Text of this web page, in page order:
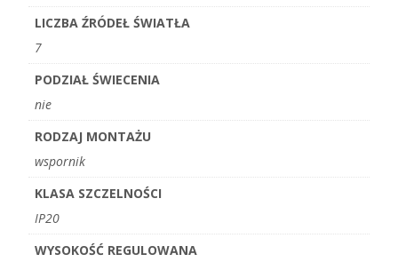
LICZBA ŹRÓDEŁ ŚWIATŁA
7
PODZIAŁ ŚWIECENIA
nie
RODZAJ MONTAŻU
wspornik
KLASA SZCZELNOŚCI
IP20
WYSOKOŚĆ REGULOWANA